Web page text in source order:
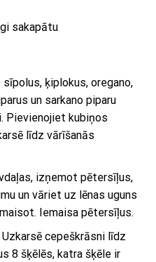
sakapātu
ķiplokus, oregano,
un sarkano piparu
Pievienojiet kubiņos
līdz vārīšanās
izņemot pētersīļus,
un vāriet uz lēnas uguns
Iemaisa pētersīļus.
cepeškrāsni līdz
8 šķēlēs, katra šķēle ir